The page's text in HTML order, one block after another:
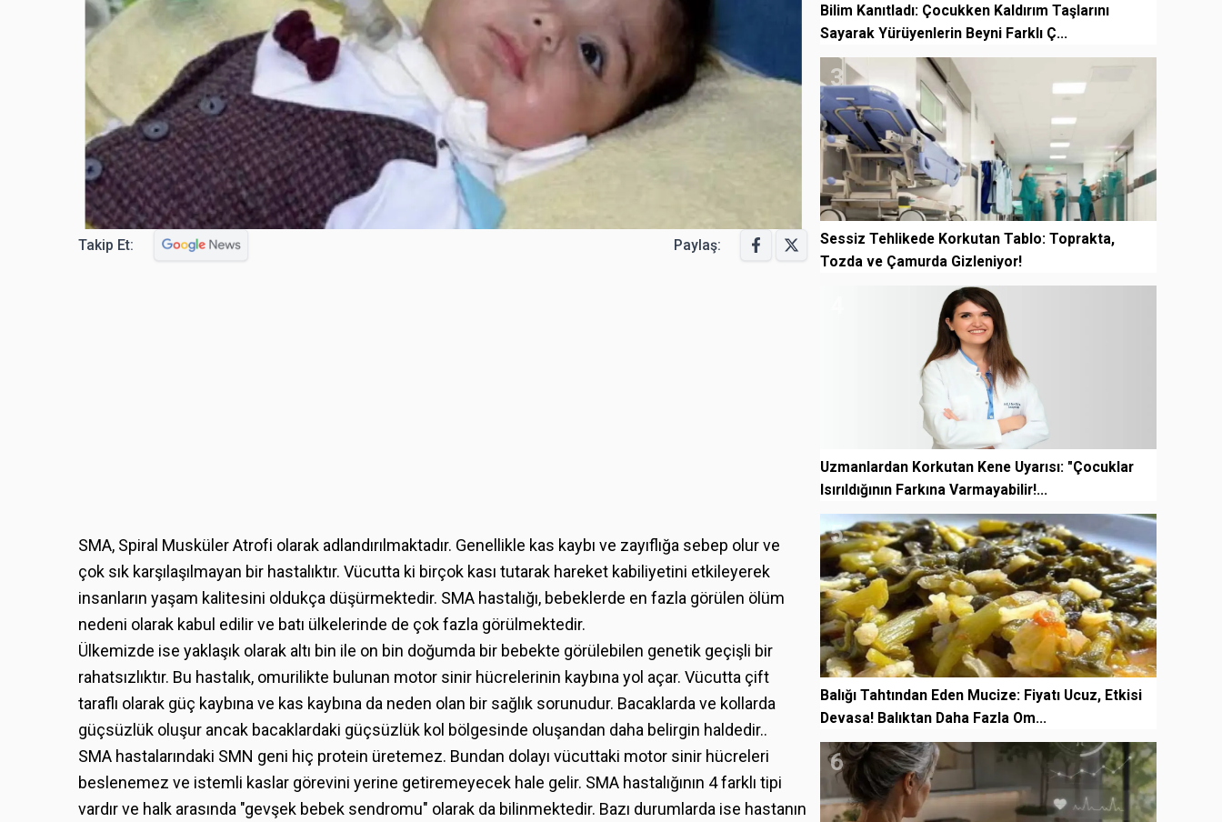
Takip Et: Paylaş:
SMA, Spiral Musküler Atrofi olarak adlandırılmaktadır. Genellikle kas kaybı ve zayıflığa sebep olur ve
çok sık karşılaşılmayan bir hastalıktır. Vücutta ki birçok kası tutarak hareket kabiliyetini etkileyerek
insanların yaşam kalitesini oldukça düşürmektedir. SMA hastalığı, bebeklerde en fazla görülen ölüm
nedeni olarak kabul edilir ve batı ülkelerinde de çok fazla görülmektedir.
Ülkemizde ise yaklaşık olarak altı bin ile on bin doğumda bir bebekte görülebilen genetik geçişli bir
rahatsızlıktır. Bu hastalık, omurilikte bulunan motor sinir hücrelerinin kaybına yol açar. Vücutta çift
taraflı olarak güç kaybına ve kas kaybına da neden olan bir sağlık sorunudur. Bacaklarda ve kollarda
güçsüzlük oluşur ancak bacaklardaki güçsüzlük kol bölgesinde oluşandan daha belirgin haldedir..
SMA hastalarındaki SMN geni hiç protein üretemez. Bundan dolayı vücuttaki motor sinir hücreleri
beslenemez ve istemli kaslar görevini yerine getiremeyecek hale gelir. SMA hastalığının 4 farklı tipi
vardır ve halk arasında "gevşek bebek sendromu" olarak da bilinmektedir. Bazı durumlarda ise hastanın
Bilim Kanıtladı: Çocukken Kaldırım Taşlarını
Sayarak Yürüyenlerin Beyni Farklı Ç...
3
Sessiz Tehlikede Korkutan Tablo: Toprakta,
Tozda ve Çamurda Gizleniyor!
Uzmanlardan Korkutan Kene Uyarısı: "Çocuklar
Isırıldığının Farkına Varmayabilir!...
5
Balığı Tahtından Eden Mucize: Fiyatı Ucuz, Etkisi
Devasa! Balıktan Daha Fazla Om...
6